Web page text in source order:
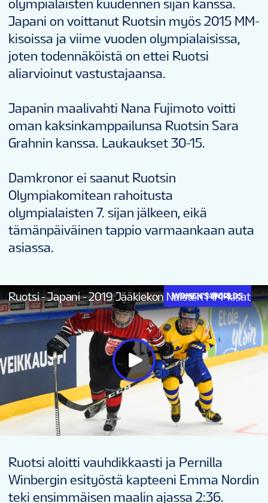
olympialaisten kuudennen sijan kanssa.
Japani on voittanut Ruotsin myös 2015 MM-
kisoissa ja viime vuoden olympialaisissa,
joten todennäköistä on ettei Ruotsi
aliarvioinut vastustajaansa.
Japanin maalivahti Nana Fujimoto voitti
oman kaksinkamppailunsa Ruotsin Sara
Grahnin kanssa. Laukaukset 30-15.
Damkronor ei saanut Ruotsin
Olympiakomitean rahoitusta
olympialaisten 7. sijan jälkeen, eikä
tämänpäiväinen tappio varmaankaan auta
asiassa.
WOMEN'S WORLDS
Ruotsi - Japani - 2019 Jääkiekon Naisten MM-kisat
Ruotsi aloitti vauhdikkaasti ja Pernilla
Winbergin esityöstä kapteeni Emma Nordin
teki ensimmäisen maalin ajassa 2:36.